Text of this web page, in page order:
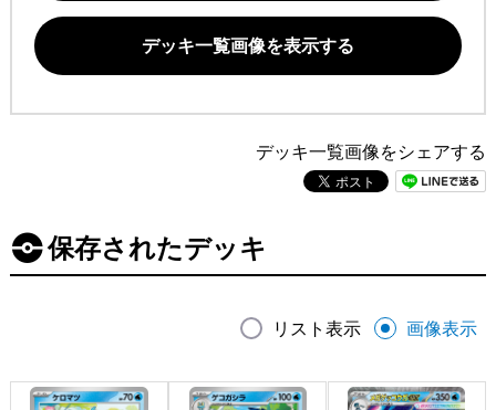
デッキ一覧画像を表示する
デッキ一覧画像をシェアする
保存されたデッキ
リスト表示 画像表示